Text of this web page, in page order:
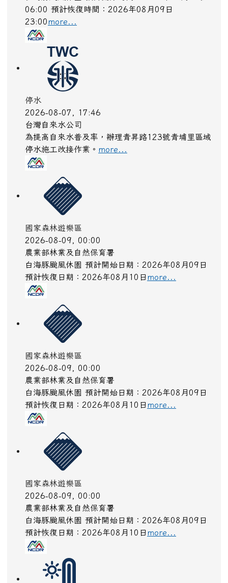
中央氣象署
第13號颱風外圍環流影響，8日上午至9日晚上基隆
市、臺北市、新北市、桃園市、新竹市、新竹縣、屏
東縣、宜蘭縣、臺東縣(含蘭嶼、綠島)、連江縣局部
地區有平均風6級以上或陣風8級以上發生的機率(黃
色燈號)，請注意。
國家森林遊樂區
2026-08-09, 06:00
農業部林業及自然保育署
白海豚颱風休園 預計開始時間：2026年08月09日
06:00 預計恢復時間：2026年08月09日
more...
停水
2026-08-07, 17:46
台灣自來水公司
為提高自來水普及率，辦理青昇路123號青埔里區域
停水施工改接作業。
國家森林遊樂區
2026-08-09, 00:00
農業部林業及自然保育署
白海豚颱風休園 預計開始日期：2026年08月09日
預計恢復日期：2026年08月10日
國家森林遊樂區
2026-08-09, 00:00
農業部林業及自然保育署
白海豚颱風休園 預計開始日期：2026年08月09日